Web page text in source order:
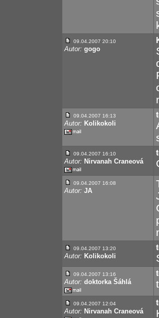
09.04.2007 20:10
Autor: gogo
09.04.2007 16:13
Autor: Kolikokoli
09.04.2007 16:10
Autor: Nirvanah Craneová
09.04.2007 16:08
Autor: JA
09.04.2007 13:20
Autor: Kolikokoli
09.04.2007 13:16
Autor: doktorka Šáhlá
09.04.2007 12:04
Autor: Nirvanah Craneová